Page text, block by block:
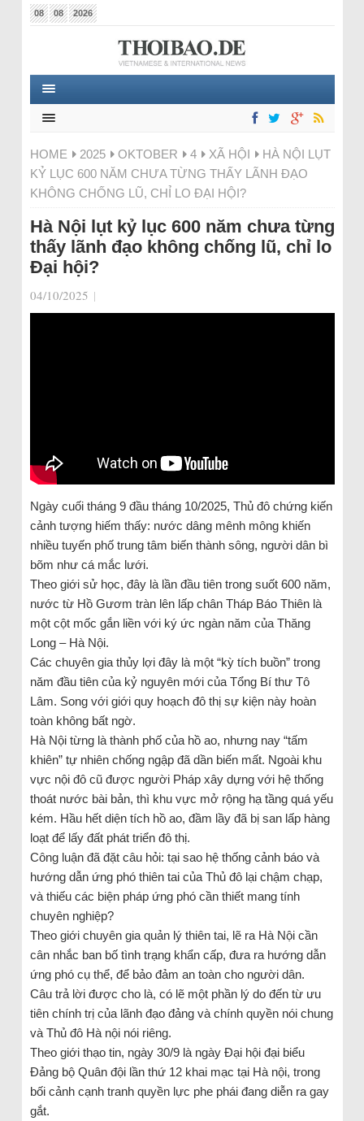
08 08 2026
HOME 2025 OKTOBER 4 XÃ HỘI
HÀ NỘI LỤT
KỶ LỤC 600 NĂM CHƯA TỪNG THẤY LÃNH ĐẠO
KHÔNG CHỐNG LŨ, CHỈ LO ĐẠI HỘI?
Hà Nội lụt kỷ lục 600 năm chưa từng
thấy lãnh đạo không chống lũ, chỉ lo
Đại hội?
04/10/2025 |
Ngày cuối tháng 9 đầu tháng 10/2025, Thủ đô chứng kiến
cảnh tượng hiếm thấy: nước dâng mênh mông khiến
nhiều tuyến phố trung tâm biến thành sông, người dân bì
bõm như cá mắc lưới.
Theo giới sử học, đây là lần đầu tiên trong suốt 600 năm,
nước từ Hồ Gươm tràn lên lấp chân Tháp Báo Thiên là
một cột mốc gắn liền với ký ức ngàn năm của Thăng
Long – Hà Nội.
Các chuyên gia thủy lợi đây là một “kỳ tích buồn” trong
năm đầu tiên của kỷ nguyên mới của Tổng Bí thư Tô
Lâm. Song với giới quy hoạch đô thị sự kiện này hoàn
toàn không bất ngờ.
Hà Nội từng là thành phố của hồ ao, nhưng nay “tấm
khiên” tự nhiên chống ngập đã dần biến mất. Ngoài khu
vực nội đô cũ được người Pháp xây dựng với hệ thống
thoát nước bài bản, thì khu vực mở rộng hạ tầng quá yếu
kém. Hầu hết diện tích hồ ao, đầm lầy đã bị san lấp hàng
loạt để lấy đất phát triển đô thị.
Công luận đã đặt câu hỏi: tại sao hệ thống cảnh báo và
hướng dẫn ứng phó thiên tai của Thủ đô lại chậm chạp,
và thiếu các biện pháp ứng phó cần thiết mang tính
chuyên nghiệp?
Theo giới chuyên gia quản lý thiên tai, lẽ ra Hà Nội cần
cân nhắc ban bố tình trạng khẩn cấp, đưa ra hướng dẫn
ứng phó cụ thể, để bảo đảm an toàn cho người dân.
Câu trả lời được cho là, có lẽ một phần lý do đến từ ưu
tiên chính trị của lãnh đạo đảng và chính quyền nói chung
và Thủ đô Hà nội nói riêng.
Theo giới thạo tin, ngày 30/9 là ngày Đại hội đại biểu
Đảng bộ Quân đội lần thứ 12 khai mạc tại Hà nội, trong
bối cảnh cạnh tranh quyền lực phe phái đang diễn ra gay
gắt.